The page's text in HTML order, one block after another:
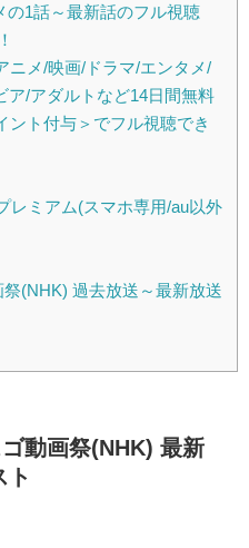
の1話～最新話のフル視聴
メ/映画/ドラマ/エンタメ/
ア/アダルトなど14日間無料
ント付与＞でフル視聴でき
ミアム(スマホ専用/au以外
(NHK) 過去放送～最新放送
動画祭(NHK) 最新
ト